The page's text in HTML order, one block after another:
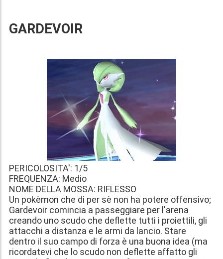
GARDEVOIR
PERICOLOSITA': 1/5
FREQUENZA: Medio
NOME DELLA MOSSA: RIFLESSO
Un pokèmon che di per sè non ha potere offensivo;
Gardevoir comincia a passeggiare per l'arena
creando uno scudo che deflette tutti i proiettili, gli
attacchi a distanza e le armi da lancio. Stare
dentro il suo campo di forza è una buona idea (ma
ricordatevi che lo scudo non deflette affatto gli